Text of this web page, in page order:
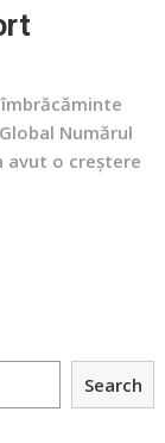
Numărul
avut o creștere
Search